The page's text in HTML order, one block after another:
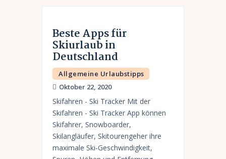
Beste Apps für
Skiurlaub in
Deutschland
Allgemeine Urlaubstipps
Oktober 22, 2020
Skifahren - Ski Tracker Mit der
Skifahren - Ski Tracker App können
Skifahrer, Snowboarder,
Skilangläufer, Skitourengeher ihre
maximale Ski-Geschwindigkeit,